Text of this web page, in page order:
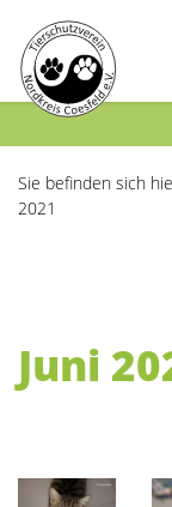
Sie befinden sich
2021
Juni